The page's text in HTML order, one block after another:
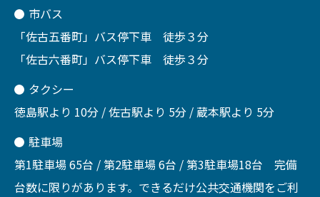
市バス
「佐古五番町」バス停下車 徒歩３分
「佐古六番町」バス停下車 徒歩３分
タクシー
徳島駅より 10分 / 佐古駅より 5分 / 蔵本駅より 5分
駐車場
第1駐車場 65台 / 第2駐車場 6台 / 第3駐車場18台 完備
台数に限りがあります。できるだけ公共交通機関をご利